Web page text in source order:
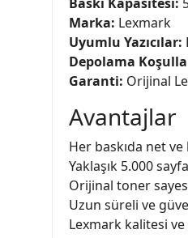
Marka: Lexmark
Uyumlu Yazıcılar:
Depolama
Garanti: Orijinal
Avantajlar
Her baskıda net ve
Yaklaşık 5.000
Orijinal toner
Uzun süreli ve
Lexmark kalitesi